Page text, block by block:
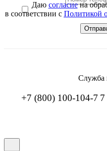
Даю согласиена
в соответствии с Политикой
Служба
+7 (800) 100-104-7